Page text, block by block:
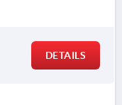
DETAILS